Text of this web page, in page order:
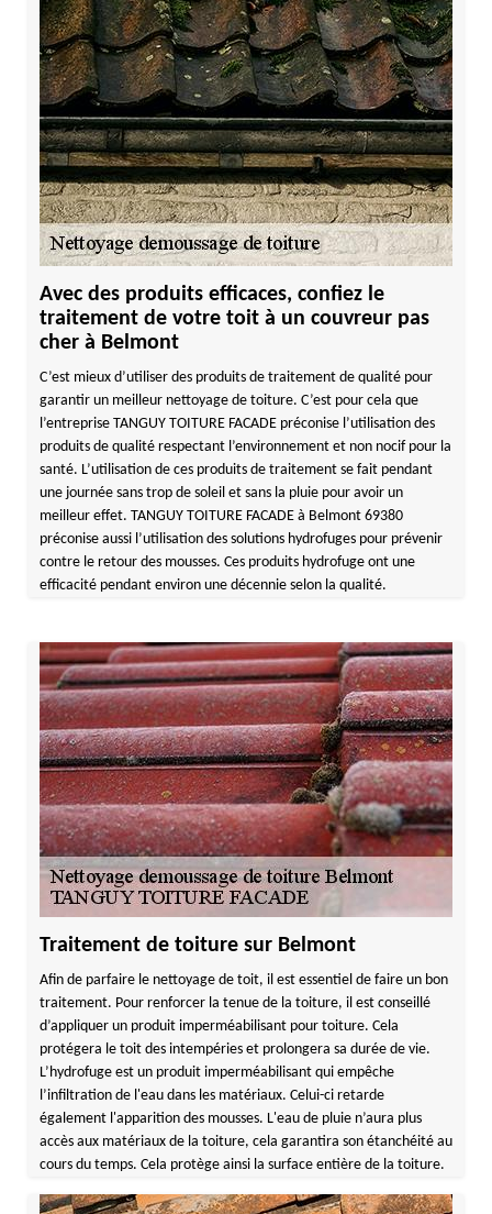
Avec des produits efficaces, confiez le
traitement de votre toit à un couvreur pas
cher à Belmont
C’est mieux d’utiliser des produits de traitement de qualité pour
garantir un meilleur nettoyage de toiture. C’est pour cela que
l’entreprise TANGUY TOITURE FACADE préconise l’utilisation des
produits de qualité respectant l’environnement et non nocif pour la
santé. L’utilisation de ces produits de traitement se fait pendant
une journée sans trop de soleil et sans la pluie pour avoir un
meilleur effet. TANGUY TOITURE FACADE à Belmont 69380
préconise aussi l’utilisation des solutions hydrofuges pour prévenir
contre le retour des mousses. Ces produits hydrofuge ont une
efficacité pendant environ une décennie selon la qualité.
Traitement de toiture sur Belmont
Afin de parfaire le nettoyage de toit, il est essentiel de faire un bon
traitement. Pour renforcer la tenue de la toiture, il est conseillé
d’appliquer un produit imperméabilisant pour toiture. Cela
protégera le toit des intempéries et prolongera sa durée de vie.
L’hydrofuge est un produit imperméabilisant qui empêche
l’infiltration de l'eau dans les matériaux. Celui-ci retarde
également l'apparition des mousses. L'eau de pluie n’aura plus
accès aux matériaux de la toiture, cela garantira son étanchéité au
cours du temps. Cela protège ainsi la surface entière de la toiture.